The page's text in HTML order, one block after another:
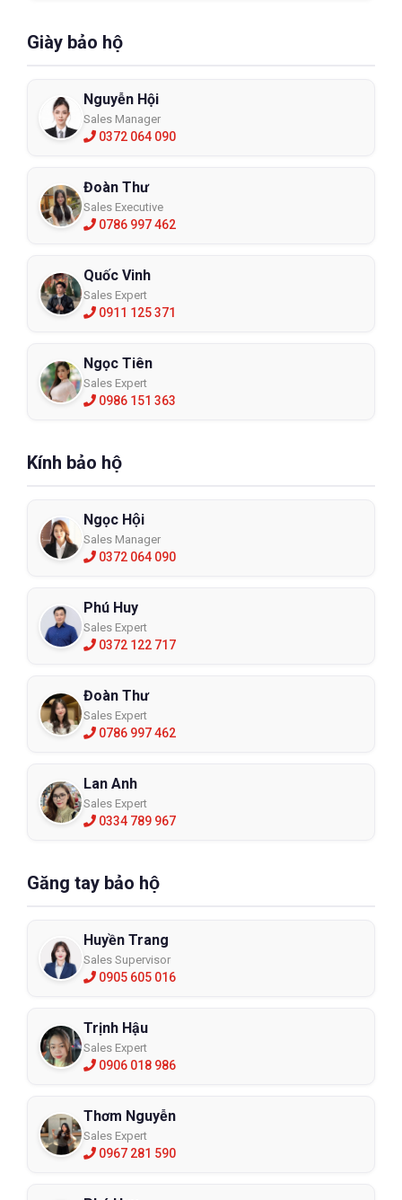
Giày bảo hộ
Nguyễn Hội
Sales Manager
0372 064 090
Đoàn Thư
Sales Executive
0786 997 462
Quốc Vinh
Sales Expert
0911 125 371
Ngọc Tiên
Sales Expert
0986 151 363
Kính bảo hộ
Ngọc Hội
Sales Manager
0372 064 090
Phú Huy
Sales Expert
0372 122 717
Đoàn Thư
Sales Expert
0786 997 462
Lan Anh
Sales Expert
0334 789 967
Găng tay bảo hộ
Huyền Trang
Sales Supervisor
0905 605 016
Trịnh Hậu
Sales Expert
0906 018 986
Thơm Nguyễn
Sales Expert
0967 281 590